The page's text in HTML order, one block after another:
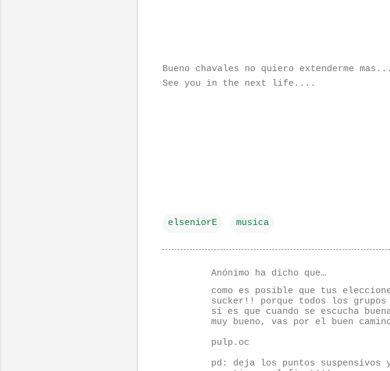
Bueno chavales no quiero extenderme
See you in the next life....
elseniorE musica
Anónimo ha dicho que…
como es posible que tus
sucker!! porque todos los
si es que cuando se escucha
muy bueno, vas por el buen
pulp.oc
pd: deja los puntos suspensivos